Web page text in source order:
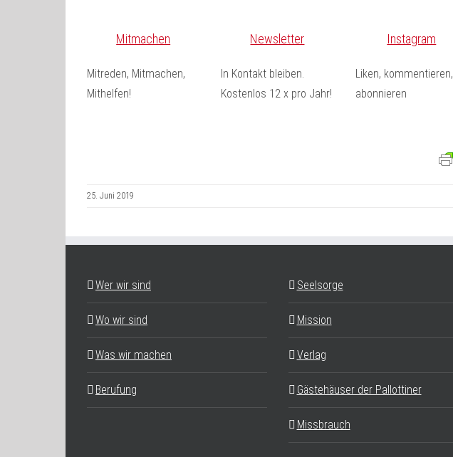
Mitmachen
Mitreden, Mitmachen,
Mithelfen!
Newsletter
In Kontakt bleiben.
Kostenlos 12 x pro Jahr!
Instagram
Liken, kommentieren,
abonnieren
25. Juni 2019
Wer wir sind
Wo wir sind
Was wir machen
Berufung
Seelsorge
Mission
Verlag
Gästehäuser der Pallottiner
Missbrauch